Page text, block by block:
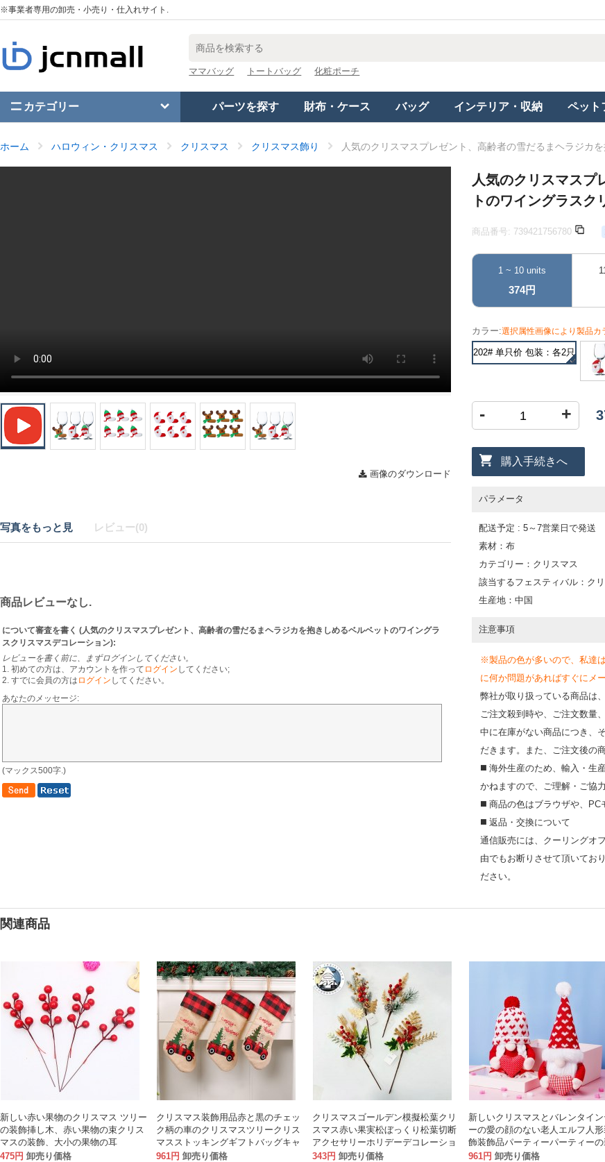
※事業者専用の卸売・小売り・仕入れサイト.
ママバッグ トートバッグ 化粧ポーチ
カテゴリー パーツを探す 財布・ケース バッグ インテリア・収納 ペット
ホーム ハロウィン・クリスマス クリスマス クリスマス飾り 人気のクリスマスプレゼント、高齢者の雪だるまヘラジカ
画像のダウンロード
写真をもっと見 レビュー(0)
商品レビューなし.
について審査を書く (人気のクリスマスプレゼント、高齢者の雪だるまヘラジカを抱きしめるベルベットのワイングラ
スクリスマスデコレーション):
レビューを書く前に、まずログインしてください。
1. 初めての方は、アカウントを作って ログイン してください;
2. すでに会員の方は ログイン してください。
あなたのメッセージ:
(マックス500字.)
人気のクリスマスプ
トのワイングラス
商品番号: 739421756780
1 ~ 10 units
374円
カラー:選択属性画像により製品カ
202# 单只价 包装：各2只
- +
購入手続きへ
パラメータ
配送予定 : 5～7営業日で発送
素材：布
カテゴリー：クリスマス
該当するフェスティバル：ク
生産地：中国
注意事項
※製品の色が多いので、私達
に何か問題があればすぐにメ
弊社が取り扱っている商品は
ご注文殺到時や、ご注文数量
中に在庫がない商品につき、
だきます。また、ご注文後の
◼️ 海外⽣産のため、輸⼊・⽣
かねますので、ご理解・ご協
◼️ 商品の⾊はブラウザや、PC
◼️ 返品・交換について
通信販売には、クーリングオ
由でもお断りさせて頂いてお
ださい。
関連商品
新しい赤い果物のクリスマス ツリー
の装飾挿し木、赤い果物の束クリス
マスの装飾、大小の果物の耳
475円 卸売り価格
クリスマス装飾用品赤と黒のチェッ
ク柄の車のクリスマスツリークリス
マスストッキングギフトバッグキャ
ンディストッキングギフトバッグ
961円 卸売り価格
クリスマスゴールデン模擬松葉クリ
スマス赤い果実松ぼっくり松葉切断
アクセサリーホリデーデコレーショ
ン
343円 卸売り価格
新しいクリスマスとバレンタイ
ーの愛の顔のない老人エルフ人形
飾装飾品パーティーパーティーの
飾
961円 卸売り価格